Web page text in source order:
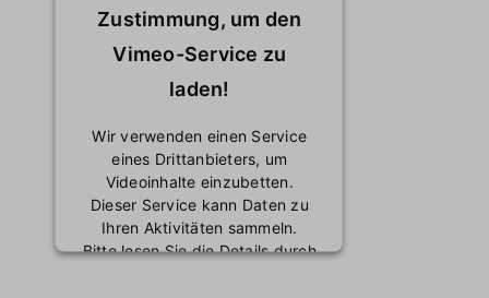
Zustimmung, um den
Vimeo-Service zu
laden!
Wir verwenden einen Service
eines Drittanbieters, um
Videoinhalte einzubetten.
Dieser Service kann Daten zu
Ihren Aktivitäten sammeln.
Bitte lesen Sie die Details durch